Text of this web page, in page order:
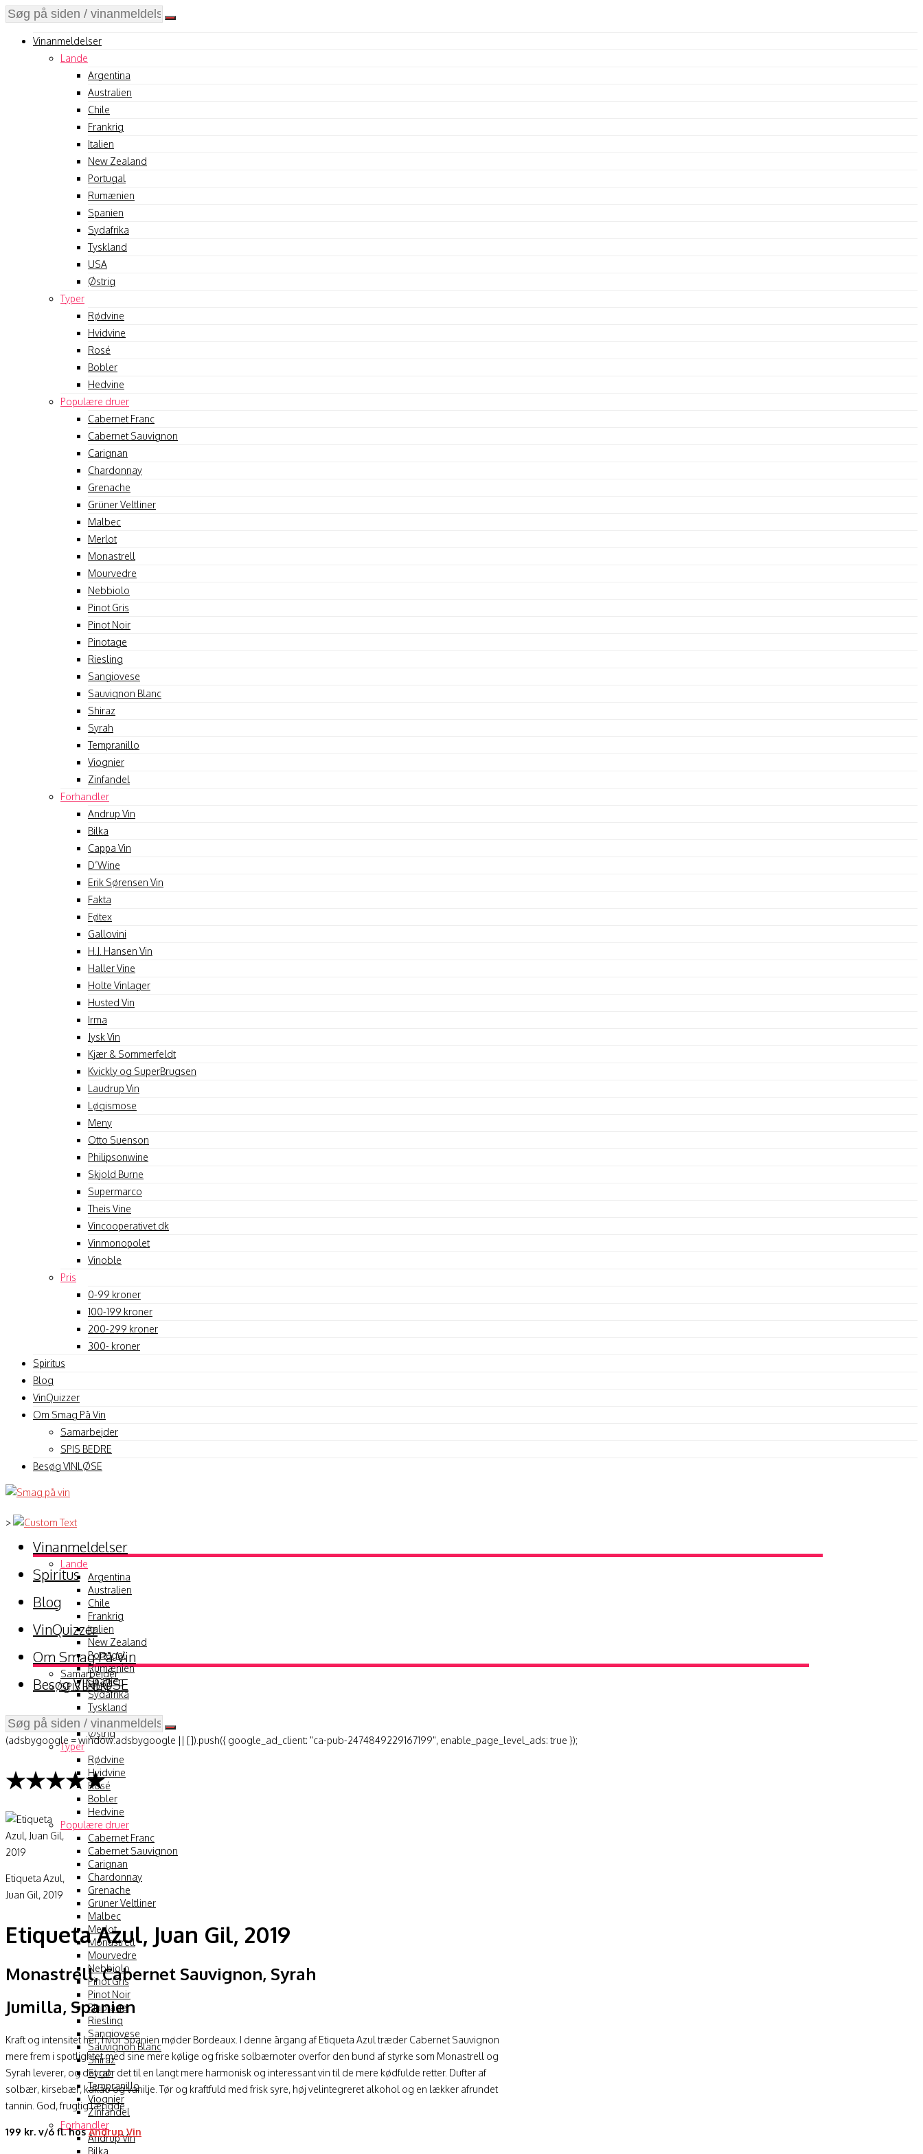
Vinanmeldelser
Lande
Argentina
Australien
Chile
Frankrig
Italien
New Zealand
Portugal
Rumænien
Spanien
Sydafrika
Tyskland
USA
Østrig
Typer
Rødvine
Hvidvine
Rosé
Bobler
Hedvine
Populære druer
Cabernet Franc
Cabernet Sauvignon
Carignan
Chardonnay
Grenache
Grüner Veltliner
Malbec
Merlot
Monastrell
Mourvedre
Nebbiolo
Pinot Gris
Pinot Noir
Pinotage
Riesling
Sangiovese
Sauvignon Blanc
Shiraz
Syrah
Tempranillo
Viognier
Zinfandel
Forhandler
Andrup Vin
Bilka
Cappa Vin
D’Wine
Erik Sørensen Vin
Fakta
Føtex
Gallovini
H.J. Hansen Vin
Haller Vine
Holte Vinlager
Husted Vin
Irma
Jysk Vin
Kjær & Sommerfeldt
Kvickly og SuperBrugsen
Laudrup Vin
Løgismose
Meny
Otto Suenson
Philipsonwine
Skjold Burne
Supermarco
Theis Vine
Vincooperativet.dk
Vinmonopolet
Vinoble
Pris
0-99 kroner
100-199 kroner
200-299 kroner
300- kroner
Spiritus
Blog
VinQuizzer
Om Smag På Vin
Samarbejder
SPIS BEDRE
Besøg VINLØSE
>
Vinanmeldelser
Lande
Argentina
Australien
Chile
Frankrig
Italien
New Zealand
Portugal
Rumænien
Spanien
Sydafrika
Tyskland
USA
Østrig
Typer
Rødvine
Hvidvine
Rosé
Bobler
Hedvine
Populære druer
Cabernet Franc
Cabernet Sauvignon
Carignan
Chardonnay
Grenache
Grüner Veltliner
Malbec
Merlot
Monastrell
Mourvedre
Nebbiolo
Pinot Gris
Pinot Noir
Pinotage
Riesling
Sangiovese
Sauvignon Blanc
Shiraz
Syrah
Tempranillo
Viognier
Zinfandel
Forhandler
Andrup Vin
Bilka
Spiritus
Blog
VinQuizzer
Om Smag På Vin
Samarbejder
SPIS BEDRE
Besøg VINLØSE
(adsbygoogle = window.adsbygoogle || []).push({ google_ad_client: "ca-pub-2474849229167199", enable_page_level_ads: true });
★★★★★
Etiqueta Azul,
Juan Gil, 2019
Etiqueta Azul, Juan Gil, 2019
Monastrell, Cabernet Sauvignon, Syrah
Jumilla, Spanien
Kraft og intensitet her, hvor Spanien møder Bordeaux. I denne årgang af Etiqueta Azul træder Cabernet Sauvignon
mere frem i spotlightet med sine mere kølige og friske solbærnoter overfor den bund af styrke som Monastrell og
Syrah leverer, og det gør det til en langt mere harmonisk og interessant vin til de mere kødfulde retter. Dufter af
solbær, kirsebær, kakao og vanilje. Tør og kraftfuld med frisk syre, høj velintegreret alkohol og en lækker afrundet
tannin. God, frugtig længde.
199 kr. v/6 fl. hosAndrup Vin